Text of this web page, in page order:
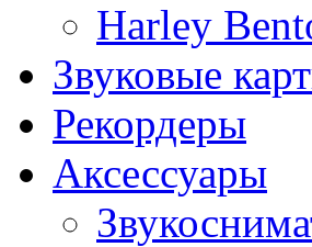
Harley
Звуковые
Рекордеры
Аксессуары